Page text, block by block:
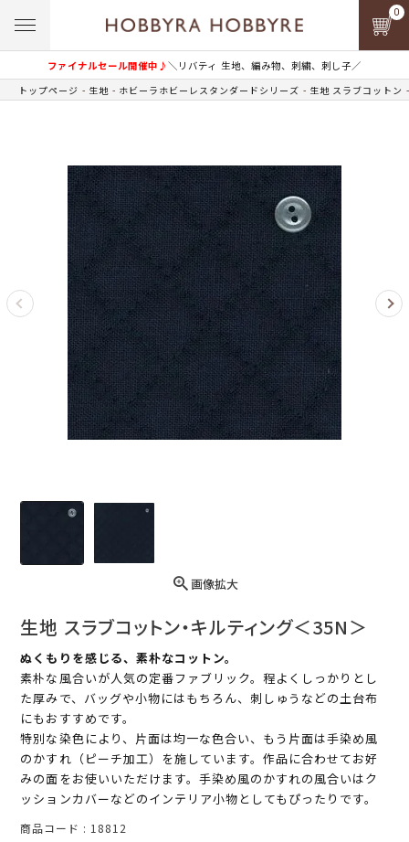
ファイナルセール開催中♪＼リバティ 生地、編み物、刺繍、刺し子／
0
トップページ 生地 ホビーラホビーレスタンダードシリーズ 生地 スラブコットン
画像拡大
生地 スラブコットン・キルティング＜35N＞
ぬくもりを感じる、素朴なコットン。
素朴な風合いが人気の定番ファブリック。程よくしっかりとし
た厚みで、バッグや小物にはもちろん、刺しゅうなどの土台布
にもおすすめです。
特別な染色により、片面は均一な色合い、もう片面は手染め風
のかすれ（ピーチ加工）を施しています。作品に合わせてお好
みの面をお使いいただけます。手染め風のかすれの風合いはク
ッションカバーなどのインテリア小物としてもぴったりです。
商品コード 18812